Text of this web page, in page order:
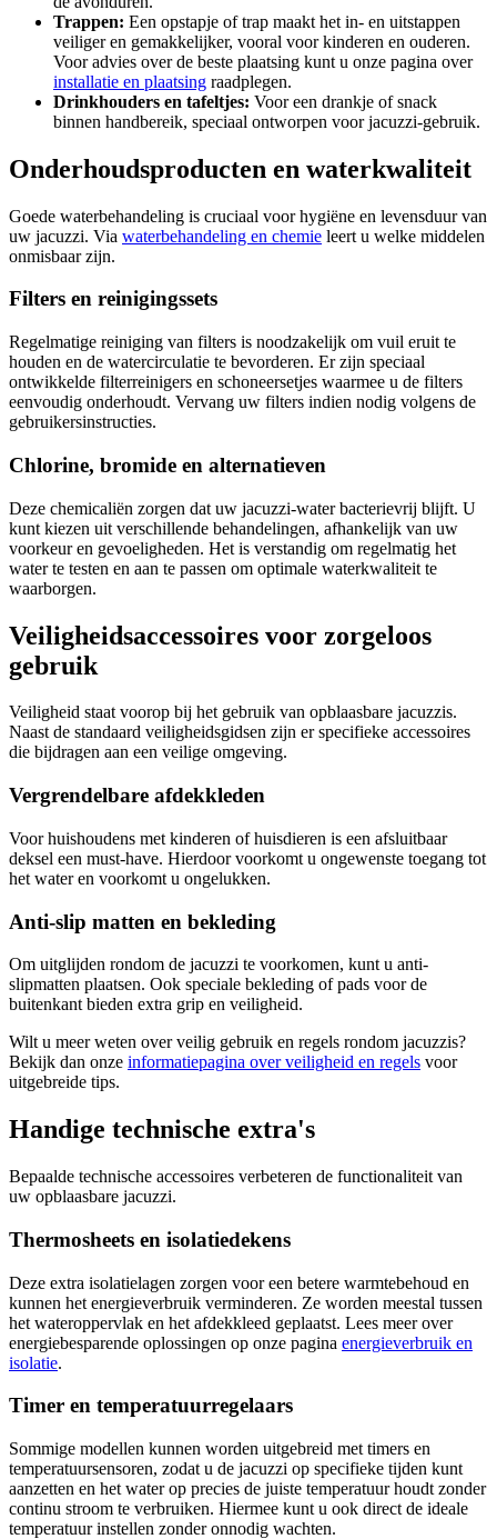
Trappen: Een opstapje of trap maakt het in- en uitstappen
veiliger en gemakkelijker, vooral voor kinderen en ouderen.
Voor advies over de beste plaatsing kunt u onze pagina over
installatie en plaatsing raadplegen.
Drinkhouders en tafeltjes: Voor een drankje of snack
binnen handbereik, speciaal ontworpen voor jacuzzi-gebruik.
Onderhoudsproducten en waterkwaliteit
Goede waterbehandeling is cruciaal voor hygiëne en levensduur van
uw jacuzzi. Via waterbehandeling en chemie leert u welke middelen
onmisbaar zijn.
Filters en reinigingssets
Regelmatige reiniging van filters is noodzakelijk om vuil eruit te
houden en de watercirculatie te bevorderen. Er zijn speciaal
ontwikkelde filterreinigers en schoneersetjes waarmee u de filters
eenvoudig onderhoudt. Vervang uw filters indien nodig volgens de
gebruikersinstructies.
Chlorine, bromide en alternatieven
Deze chemicaliën zorgen dat uw jacuzzi-water bacterievrij blijft. U
kunt kiezen uit verschillende behandelingen, afhankelijk van uw
voorkeur en gevoeligheden. Het is verstandig om regelmatig het
water te testen en aan te passen om optimale waterkwaliteit te
waarborgen.
Veiligheidsaccessoires voor zorgeloos
gebruik
Veiligheid staat voorop bij het gebruik van opblaasbare jacuzzis.
Naast de standaard veiligheidsgidsen zijn er specifieke accessoires
die bijdragen aan een veilige omgeving.
Vergrendelbare afdekkleden
Voor huishoudens met kinderen of huisdieren is een afsluitbaar
deksel een must-have. Hierdoor voorkomt u ongewenste toegang tot
het water en voorkomt u ongelukken.
Anti-slip matten en bekleding
Om uitglijden rondom de jacuzzi te voorkomen, kunt u anti-
slipmatten plaatsen. Ook speciale bekleding of pads voor de
buitenkant bieden extra grip en veiligheid.
Wilt u meer weten over veilig gebruik en regels rondom jacuzzis?
Bekijk dan onze informatiepagina over veiligheid en regels voor
uitgebreide tips.
Handige technische extra's
Bepaalde technische accessoires verbeteren de functionaliteit van
uw opblaasbare jacuzzi.
Thermosheets en isolatiedekens
Deze extra isolatielagen zorgen voor een betere warmtebehoud en
kunnen het energieverbruik verminderen. Ze worden meestal tussen
het wateroppervlak en het afdekkleed geplaatst. Lees meer over
energiebesparende oplossingen op onze pagina energieverbruik en
isolatie.
Timer en temperatuurregelaars
Sommige modellen kunnen worden uitgebreid met timers en
temperatuursensoren, zodat u de jacuzzi op specifieke tijden kunt
aanzetten en het water op precies de juiste temperatuur houdt zonder
continu stroom te verbruiken. Hiermee kunt u ook direct de ideale
temperatuur instellen zonder onnodig wachten.